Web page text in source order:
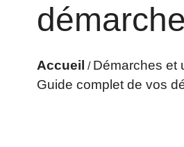
Accueil / Démarches et
Guide complet de vos